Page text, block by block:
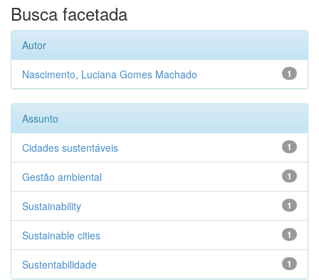
Busca facetada
Autor
1
Nascimento, Luciana Gomes Machado
Assunto
1
Cidades sustentáveis
1
Gestão ambiental
1
Sustainability
1
Sustainable cities
1
Sustentabilidade